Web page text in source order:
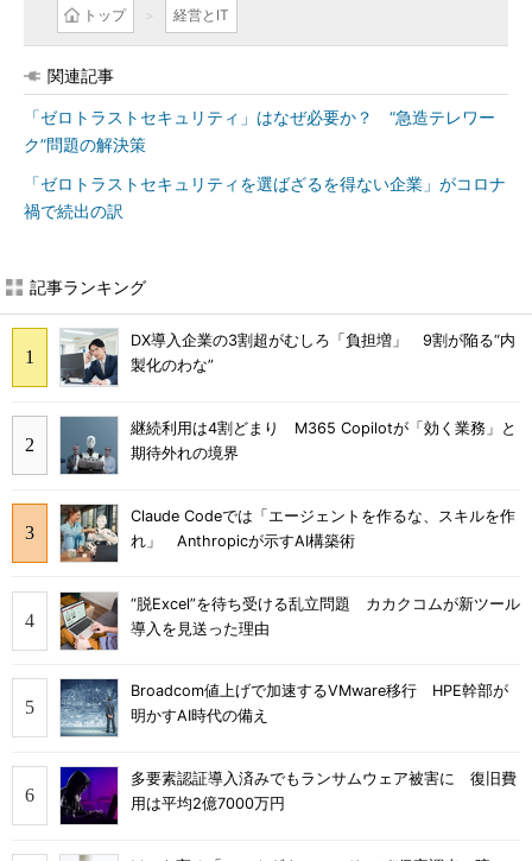
トップ 経営とIT
関連記事
「ゼロトラストセキュリティ」はなぜ必要か？ “急造テレワー
ク”問題の解決策
「ゼロトラストセキュリティを選ばざるを得ない企業」がコロナ
禍で続出の訳
記事ランキング
DX導入企業の3割超がむしろ「負担増」 9割が陥る“内
製化のわな”
継続利用は4割どまり M365 Copilotが「効く業務」と
期待外れの境界
Claude Codeでは「エージェントを作るな、スキルを作
れ」 Anthropicが示すAI構築術
“脱Excel”を待ち受ける乱立問題 カカクコムが新ツール
導入を見送った理由
Broadcom値上げで加速するVMware移行 HPE幹部が
明かすAI時代の備え
多要素認証導入済みでもランサムウェア被害に 復旧費
用は平均2億7000万円